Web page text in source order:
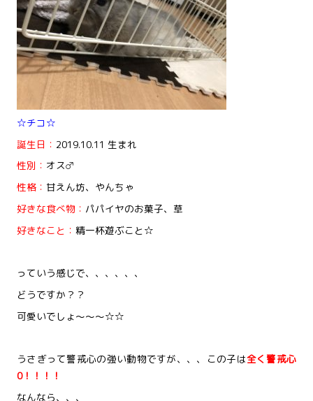
☆チコ☆
誕生日： 2019.10.11 生まれ
性別： オス♂
性格： 甘えん坊、やんちゃ
好きな食べ物： パパイヤのお菓子、草
好きなこと： 精一杯遊ぶこと☆
っていう感じで、、、、、、
どうですか？？
可愛いでしょ～～～☆☆
うさぎって警戒心の強い動物ですが、、、この子は全く警戒心
0！！！！
なんなら、、、